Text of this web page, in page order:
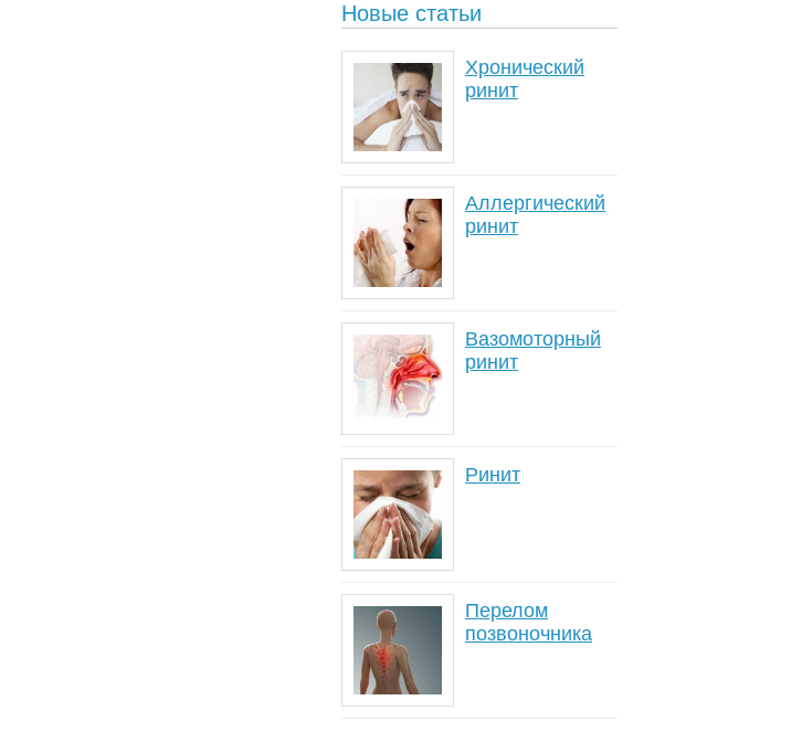
Новые статьи
Хронический
ринит
Аллергический
ринит
Вазомоторный
ринит
Ринит
Перелом
позвоночника